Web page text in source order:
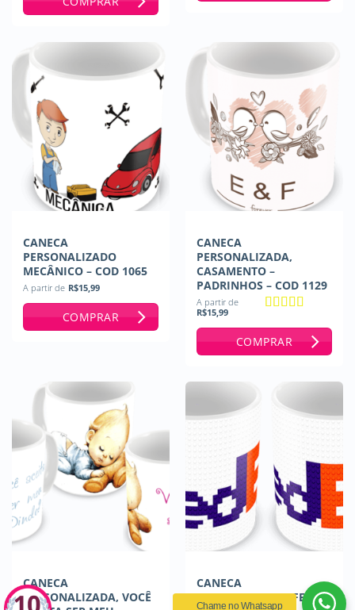
CANECA
PERSONALIZADO
MECÂNICO – COD 1065
A partir de R$15,99
COMPRAR
CANECA
PERSONALIZADA,
CASAMENTO –
PADRINHOS – COD 1129
A partir de
R$15,99
COMPRAR
CANECA
PERSONALIZADA, VOCÊ
CANECA
PERSONALIZADA FEDEX
Chame no Whatsapp